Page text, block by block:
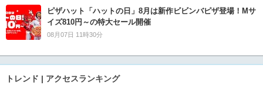
ピザハット「ハットの日」8月は新作ビビンバピザ登場！Mサ
イズ810円～の特大セール開催
08月07日 11時30分
トレンド | アクセスランキング